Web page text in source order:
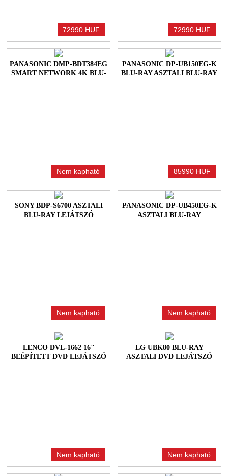
72990 HUF 72990 HUF
PANASONIC DMP-BDT384EG
SMART NETWORK 4K BLU-
Nem kapható
PANASONIC DP-UB150EG-K
BLU-RAY ASZTALI BLU-RAY
85990 HUF
SONY BDP-S6700 ASZTALI
BLU-RAY LEJÁTSZÓ
Nem kapható
PANASONIC DP-UB450EG-K
ASZTALI BLU-RAY
Nem kapható
LENCO DVL-1662 16"
BEÉPÍTETT DVD LEJÁTSZÓ
Nem kapható
LG UBK80 BLU-RAY
ASZTALI DVD LEJÁTSZÓ
Nem kapható